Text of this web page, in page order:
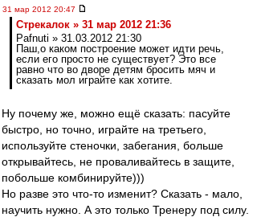
31 мар 2012 20:47
Стрекалок » 31 мар 2012 21:36
Pafnuti » 31.03.2012 21:30
Паш,о каком построение может идти речь,
если его просто не существует? Это все
равно что во дворе детям бросить мяч и
сказать мол играйте как хотите.
Ну почему же, можно ещё сказать: пасуйте
быстро, но точно, играйте на третьего,
используйте стеночки, забегания, больше
открывайтесь, не проваливайтесь в защите,
побольше комбинируйте)))
Но разве это что-то изменит? Сказать - мало,
научить нужно. А это только Тренеру под силу.